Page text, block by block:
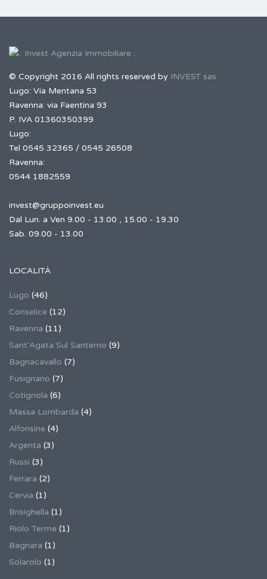
© Copyright 2016 All rights reserved by INVEST sas
Lugo: Via Mentana 53
Ravenna: via Faentina 93
P. IVA 01360350399
Lugo:
Tel 0545 32365 / 0545 26508
Ravenna:
0544 1882559
invest@gruppoinvest.eu
Dal Lun. a Ven 9.00 - 13.00 , 15.00 - 19.30
Sab. 09.00 - 13.00
LOCALITÀ
Lugo (46)
Conselice (12)
Ravenna (11)
Sant'Agata Sul Santerno (9)
Bagnacavallo (7)
Fusignano (7)
Cotignola (6)
Massa Lombarda (4)
Alfonsine (4)
Argenta (3)
Russi (3)
Ferrara (2)
Cervia (1)
Brisighella (1)
Riolo Terme (1)
Bagnara (1)
Solarolo (1)